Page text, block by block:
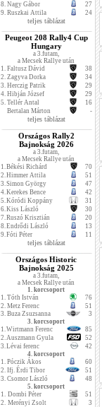
8. Nagy Gábor
27
9. Ruszkai Attila 24
teljes táblázat
Peugeot 208 Rally4 Cup
Hungary
a 3.futam,
a Mecsek Rallye után
1. Faltusz Dávid
38
2. Zagyva Dorka
34
3. Herczig Patrik
29
4. Hibján József
29
5. Tellér Antal
16
Bertalan Márton
-
teljes táblázat
Országos Rally2
Bajnokság 2026
a 3.futam,
a Mecsek Rallye után
1.Békési Richárd
70
2.Himmer Attila
51
3.Simon György
47
4.Kerekes Bence
42
5.Kóródi Koppány
31
6.Kiss László
30
7.Ruszó Krisztián
20
8.Endrődi László
13
9.Fóti Péter 11
teljes táblázat
Országos Historic
Bajnokság 2025
a 3.futam,
a Mecsek Rallye után
1. korcsoport
1. Tóth István
76
2. Metz Ferenc
51
3. Buza Zsuzsanna
3
3. korcsoport
1.Wirtmann Ferenc
85
2.Auszmann Gyula
52
3.Lévai ferenc
42
4. korcsoport
1. Póczik Ákos
60
2. Ifj. Érdi Tibor
51
3. Csomor László
48
5. korcsoport
1. Dombi Péter
51
2. Merényi Zsolt
3